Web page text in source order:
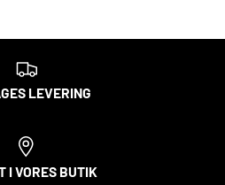
LEVERING
I VORES BUTIK